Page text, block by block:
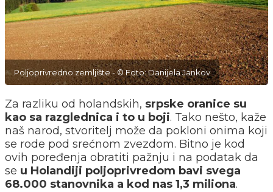
Poljoprivredno zemljište - © Foto: Danijela Jankov
Za razliku od holandskih, srpske oranice su
kao sa razglednica i to u boji. Tako nešto, kaže
naš narod, stvoritelj može da pokloni onima koji
se rode pod srećnom zvezdom. Bitno je kod
ovih poređenja obratiti pažnju i na podatak da
se u Holandiji poljoprivredom bavi svega
68.000 stanovnika a kod nas 1,3 miliona.